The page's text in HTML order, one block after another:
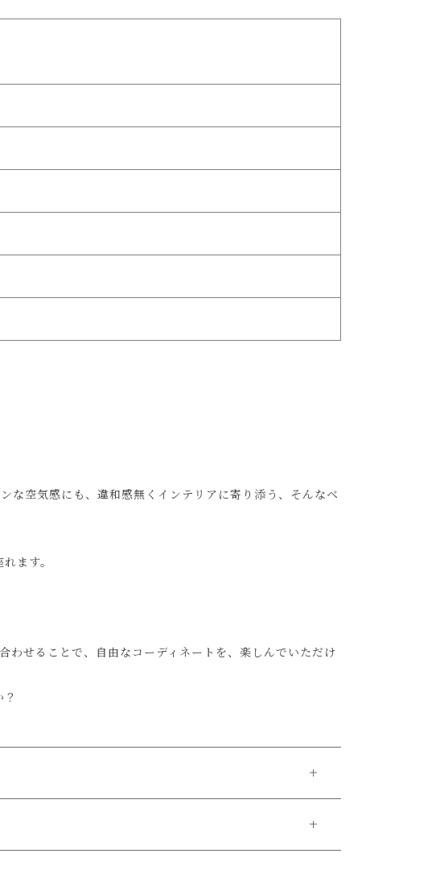
な空気感にも、違和感無くインテリアに寄り添う、そんなベ
ます。
せることで、自由なコーディネートを、楽しんでいただけ